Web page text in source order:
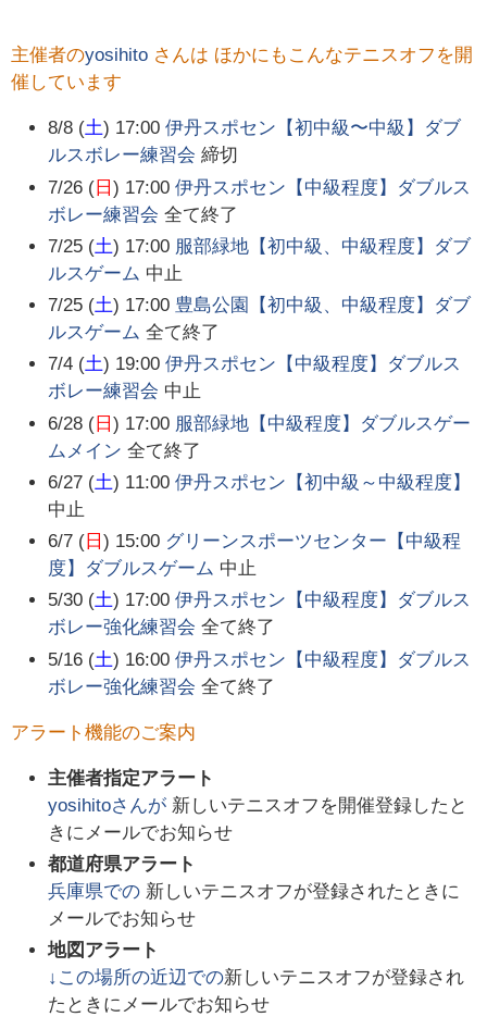
主催者のyosihito さんは ほかにもこんなテニスオフを開
催しています
8/8 (土) 17:00 伊丹スポセン【初中級〜中級】ダブ
ルスボレー練習会 締切
7/26 ( 日) 17:00 伊丹スポセン【中級程度】ダブルス
ボレー練習会 全て終了
7/25 (土) 17:00 服部緑地【初中級、中級程度】ダブ
ルスゲーム 中止
7/25 (土) 17:00 豊島公園【初中級、中級程度】ダブ
ルスゲーム 全て終了
7/4 (土) 19:00 伊丹スポセン【中級程度】ダブルス
ボレー練習会 中止
6/28 ( 日) 17:00 服部緑地【中級程度】ダブルスゲー
ムメイン 全て終了
6/27 (土) 11:00 伊丹スポセン【初中級～中級程度】
中止
6/7 ( 日) 15:00 グリーンスポーツセンター【中級程
度】ダブルスゲーム 中止
5/30 (土) 17:00 伊丹スポセン【中級程度】ダブルス
ボレー強化練習会 全て終了
5/16 (土) 16:00 伊丹スポセン【中級程度】ダブルス
ボレー強化練習会 全て終了
アラート機能のご案内
主催者指定アラート
yosihitoさんが 新しいテニスオフを開催登録したと
きにメールでお知らせ
都道府県アラート
兵庫県での 新しいテニスオフが登録されたときに
メールでお知らせ
地図アラート
↓この場所の近辺での新しいテニスオフが登録され
たときにメールでお知らせ